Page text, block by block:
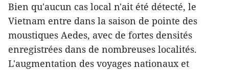
Bien qu'aucun cas local n'ait été détecté, le
Vietnam entre dans la saison de pointe des
moustiques Aedes, avec de fortes densités
enregistrées dans de nombreuses localités.
L'augmentation des voyages nationaux et